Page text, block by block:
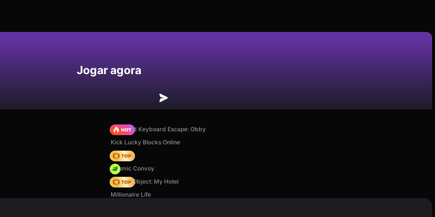
Jogar agora
+1 Speed Keyboard Escape: Obby
Kick Lucky Blocks Online
Hedgies
Cosmic Convoy
Hidden Object: My Hotel
Millionaire Life